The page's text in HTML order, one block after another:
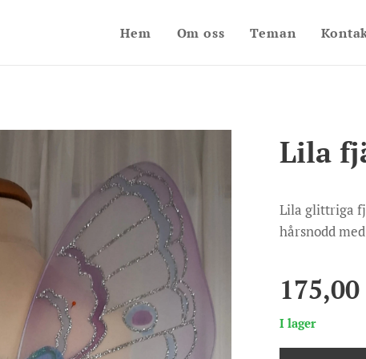
Hem Om oss Teman
Lila
Lila glittriga
hårsnodd
175,00
I lager